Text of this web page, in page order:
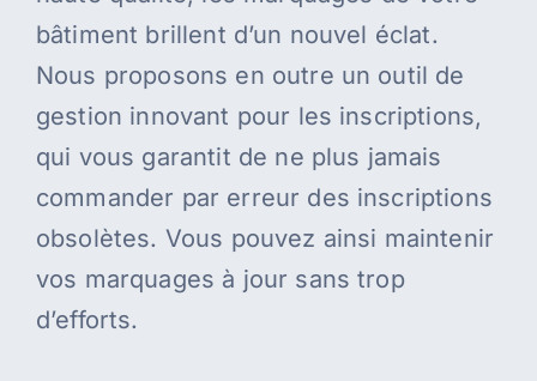
bâtiment brillent d’un nouvel éclat.
Nous proposons en outre un outil de
gestion innovant pour les inscriptions,
qui vous garantit de ne plus jamais
commander par erreur des inscriptions
obsolètes. Vous pouvez ainsi maintenir
vos marquages à jour sans trop
d’efforts.